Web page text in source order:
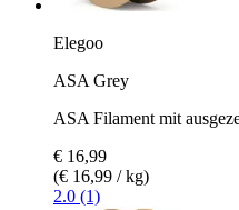
Elegoo
ASA Grey
ASA Filament mit
€ 16,99
(€ 16,99 / kg)
2.0 (1)